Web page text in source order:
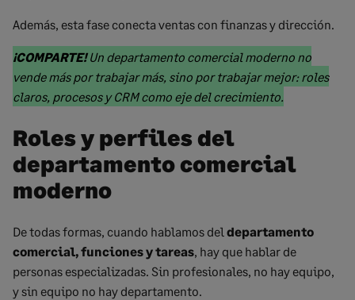
Además, esta fase conecta ventas con finanzas y dirección.
Marked
text
start
¡COMPARTE!Un departamento comercial moderno no
vende más por trabajar más, sino por trabajar mejor: roles
claros, procesos y CRM como eje del crecimiento.
Roles y perfiles del
departamento comercial
moderno
De todas formas, cuando hablamos del departamento
comercial, funciones y tareas, hay que hablar de
personas especializadas. Sin profesionales, no hay equipo,
y sin equipo no hay departamento.